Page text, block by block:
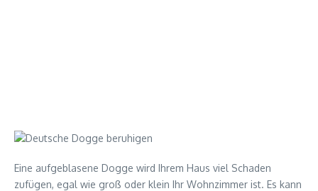
Eine aufgeblasene Dogge wird Ihrem Haus viel Schaden
zufügen, egal wie groß oder klein Ihr Wohnzimmer ist. Es kann